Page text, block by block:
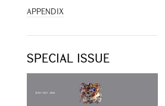
APPENDIX
SPECIAL ISSUE